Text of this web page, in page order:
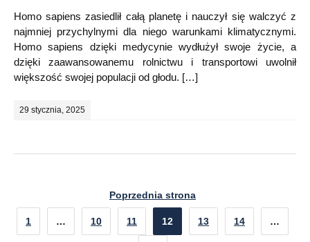
Homo sapiens zasiedlił całą planetę i nauczył się walczyć z
najmniej przychylnymi dla niego warunkami klimatycznymi.
Homo sapiens dzięki medycynie wydłużył swoje życie, a
dzięki zaawansowanemu rolnictwu i transportowi uwolnił
większość swojej populacji od głodu. […]
29 stycznia, 2025
Poprzednia strona
1 … 10 11 12 13 14 …